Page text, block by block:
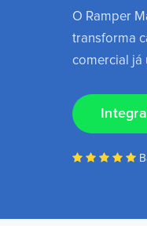
O Ramper
transforma
comercial já